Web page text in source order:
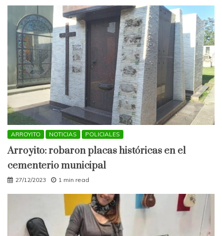
ARROYITO NOTICIAS POLICIALES
Arroyito: robaron placas históricas en el
cementerio municipal
27/12/2023 1 min read